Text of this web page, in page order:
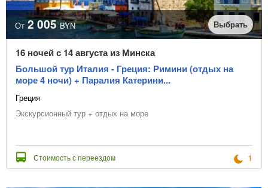
От 2 005 BYN Выбрать
16 ночей с 14 августа из Минска
Большой тур Италия - Греция: Римини (отдых на
море 4 ночи) + Паралия Катерини...
Греция
Экскурсионный тур + отдых на море
Стоимость с переездом 1